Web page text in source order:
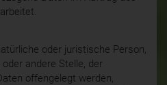
oder juristische Person,
andere Stelle, der
offengelegt werden,